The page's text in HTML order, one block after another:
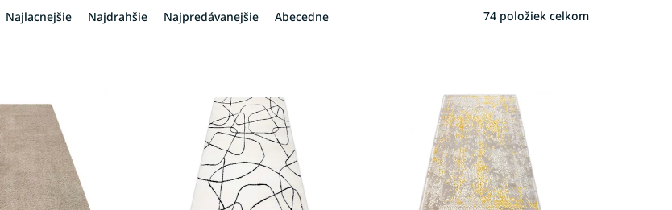
Najlacnejšie Najdrahšie Najpredávanejšie Abecedne 74 položiek celkom